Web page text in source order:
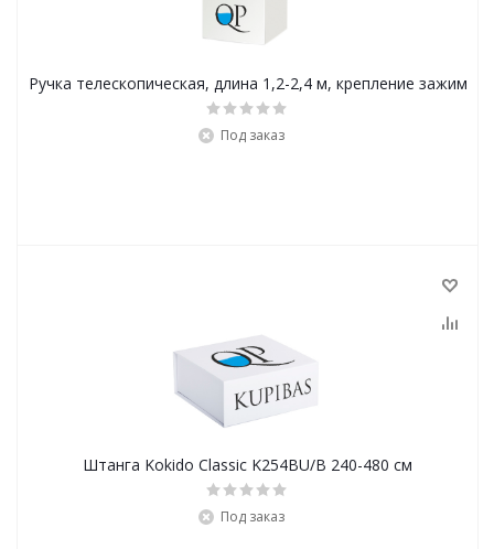
Ручка телескопическая, длина 1,2-2,4 м, крепление зажим
Под заказ
Штанга Kokido Classic K254BU/B 240-480 см
Под заказ